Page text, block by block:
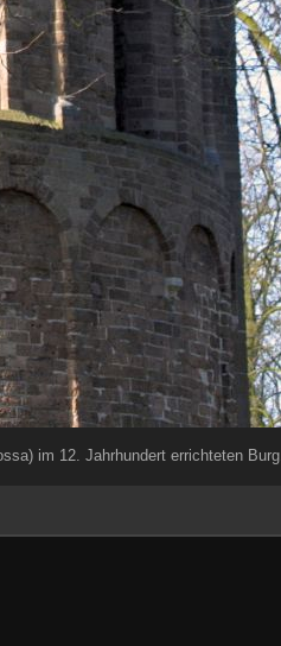
im 12. Jahrhundert errichteten Burg.